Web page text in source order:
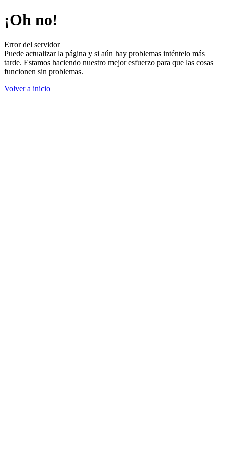
¡Oh no!
Error del servidor
Puede actualizar la página y si aún hay problemas inténtelo más
tarde. Estamos haciendo nuestro mejor esfuerzo para que las cosas
funcionen sin problemas.
Volver a inicio